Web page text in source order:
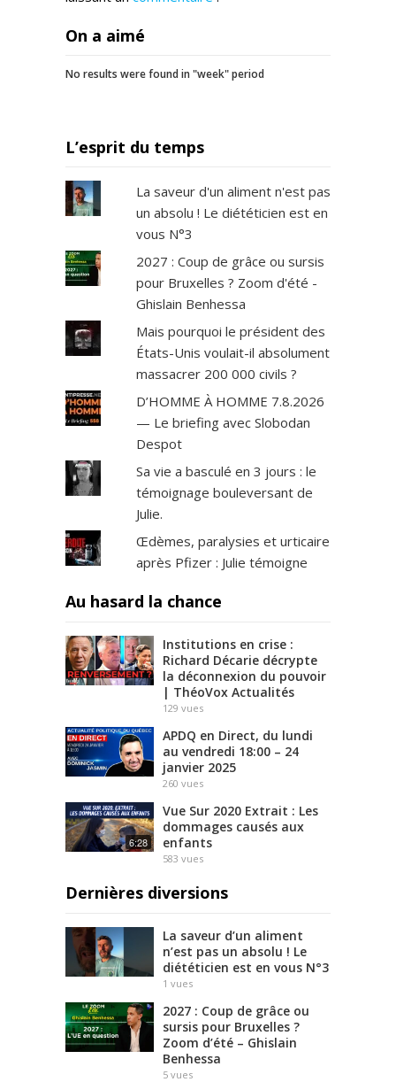
On a aimé
No results were found in "week" period
L’esprit du temps
La saveur d'un aliment n'est pas
un absolu ! Le diététicien est en
vous N°3
2027 : Coup de grâce ou sursis
pour Bruxelles ? Zoom d'été -
Ghislain Benhessa
Mais pourquoi le président des
États-Unis voulait-il absolument
massacrer 200 000 civils ?
D’HOMME À HOMME 7.8.2026
— Le briefing avec Slobodan
Despot
Sa vie a basculé en 3 jours : le
témoignage bouleversant de
Julie.
Œdèmes, paralysies et urticaire
après Pfizer : Julie témoigne
Au hasard la chance
Institutions en crise :
Richard Décarie décrypte
la déconnexion du pouvoir
| ThéoVox Actualités
129 vues
APDQ en Direct, du lundi
au vendredi 18:00 – 24
janvier 2025
260 vues
6:28
Vue Sur 2020 Extrait : Les
dommages causés aux
enfants
583 vues
Dernières diversions
La saveur d’un aliment
n’est pas un absolu ! Le
diététicien est en vous N°3
1 vues
2027 : Coup de grâce ou
sursis pour Bruxelles ?
Zoom d’été – Ghislain
Benhessa
5 vues